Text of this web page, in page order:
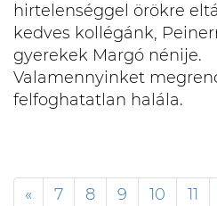
hirtelenséggel örökre
kedves kollégánk,
gyerekek Margó nénije.
Valamennyinket
felfoghatatlan halála.
« 7 8 9 10 11